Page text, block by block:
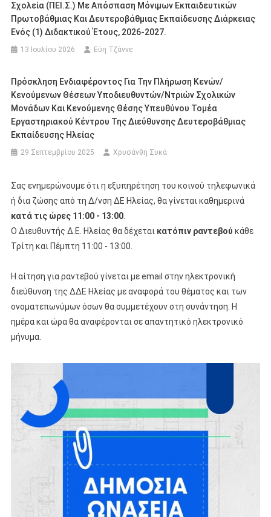
Σχολεία (ΠΕΙ.Σ.) Με Απόσπαση Μόνιμων Εκπαιδευτικών
Πρωτοβάθμιας Και Δευτεροβάθμιας Εκπαίδευσης Διάρκειας
Ενός (1) Διδακτικού Έτους, 2026-2027.
13 Ιουλίου 2026 Εύη Τζάννε
Πρόσκληση Ενδιαφέροντος Για Την Πλήρωση Κενών/
Κενούμενων Θέσεων Υποδιευθυντών/ντριών Σχολικών
Μονάδων Και Κενούμενης Θέσης Υπευθύνου Τομέα
Εργαστηριακού Κέντρου Της Διεύθυνσης Δευτεροβάθμιας
Εκπαίδευσης Ηλείας
29 Σεπτεμβρίου 2025 Χρυσάνθη Συκά
Σας ενημερώνουμε ότι η εξυπηρέτηση του κοινού τηλεφωνικά
ή δια ζώσης από τη Δ/νση ΔΕ Ηλείας, θα γίνεται καθημερινά
κατά τις ώρες 11:00 - 13:00.
Ο Διευθυντής Δ.Ε. Ηλείας θα δέχεται κατόπιν ραντεβού κάθε
Τρίτη και Πέμπτη 11:00 - 13:00.
Η αίτηση για ραντεβού γίνεται με email στην ηλεκτρονική
διεύθυνση της ΔΔΕ Ηλείας με αναφορά του θέματος και των
ονοματεπωνύμων όσων θα συμμετέχουν στη συνάντηση. Η
ημέρα και ώρα θα αναφέρονται σε απαντητικό ηλεκτρονικό
μήνυμα.